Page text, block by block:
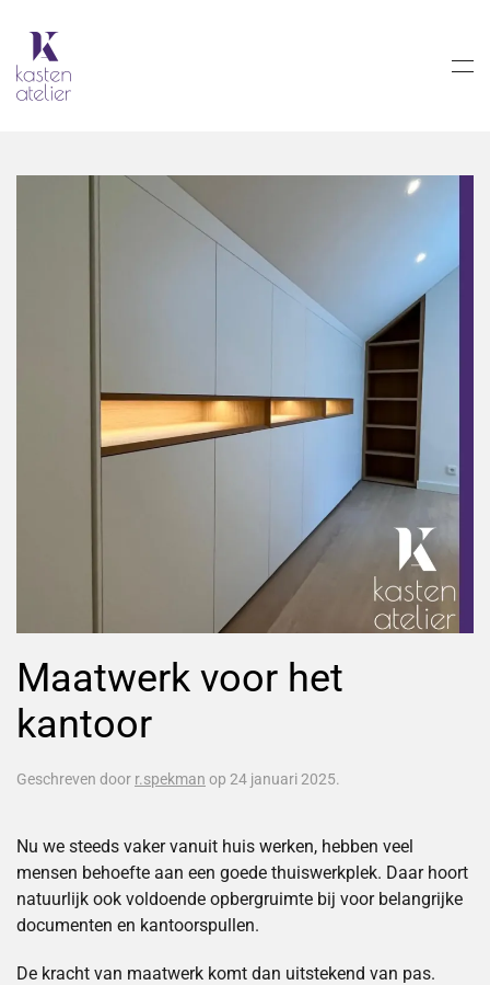
Skip to main content
Maatwerk voor het
kantoor
Geschreven door r.spekman op 24 januari 2025.
Nu we steeds vaker vanuit huis werken, hebben veel
mensen behoefte aan een goede thuiswerkplek. Daar hoort
natuurlijk ook voldoende opbergruimte bij voor belangrijke
documenten en kantoorspullen.
De kracht van maatwerk komt dan uitstekend van pas.